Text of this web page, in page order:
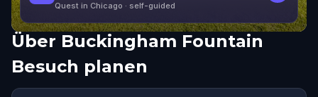
Quest in Chicago · self-guided
Über Buckingham Fountain
Besuch planen